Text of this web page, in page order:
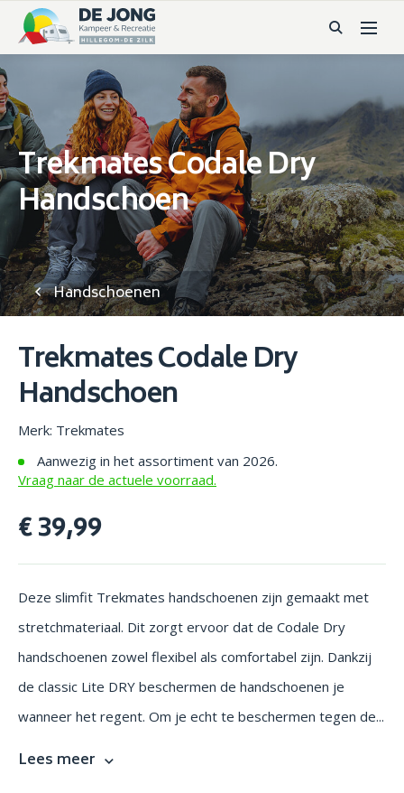
Trekmates Codale Dry
Handschoen
Handschoenen
Trekmates Codale Dry
Handschoen
Merk: Trekmates
Aanwezig in het assortiment van 2026.
Vraag naar de actuele voorraad.
€ 39,99
Deze slimfit Trekmates handschoenen zijn gemaakt met
stretchmateriaal. Dit zorgt ervoor dat de Codale Dry
handschoenen zowel flexibel als comfortabel zijn. Dankzij
de classic Lite DRY beschermen de handschoenen je
wanneer het regent. Om je echt te beschermen tegen de...
Lees meer